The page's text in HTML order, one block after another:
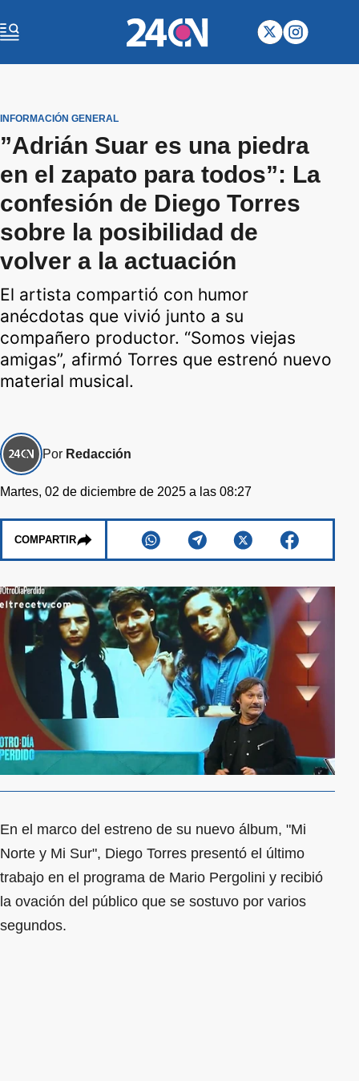
INFORMACIÓN GENERAL
”Adrián Suar es una piedra
en el zapato para todos”: La
confesión de Diego Torres
sobre la posibilidad de
volver a la actuación
El artista compartió con humor
anécdotas que vivió junto a su
compañero productor. “Somos viejas
amigas”, afirmó Torres que estrenó nuevo
material musical.
Por Redacción
Martes, 02 de diciembre de 2025 a las 08:27
COMPARTIR
En el marco del estreno de su nuevo álbum, "Mi
Norte y Mi Sur", Diego Torres presentó el último
trabajo en el programa de Mario Pergolini y recibió
la ovación del público que se sostuvo por varios
segundos.